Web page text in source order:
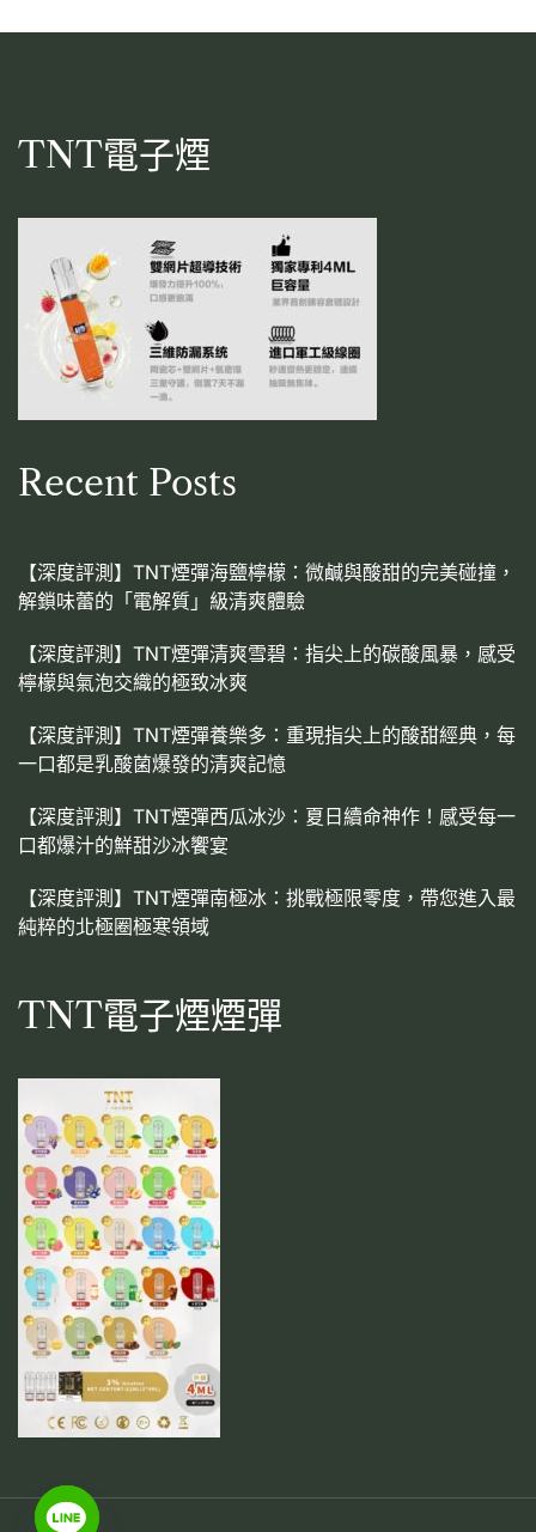
TNT電子煙
Recent Posts
【深度評測】TNT煙彈海鹽檸檬：微鹹與酸甜的完美碰撞，
解鎖味蕾的「電解質」級清爽體驗
【深度評測】TNT煙彈清爽雪碧：指尖上的碳酸風暴，感受
檸檬與氣泡交織的極致冰爽
【深度評測】TNT煙彈養樂多：重現指尖上的酸甜經典，每
一口都是乳酸菌爆發的清爽記憶
【深度評測】TNT煙彈西瓜冰沙：夏日續命神作！感受每一
口都爆汁的鮮甜沙冰饗宴
【深度評測】TNT煙彈南極冰：挑戰極限零度，帶您進入最
純粹的北極圈極寒領域
TNT電子煙煙彈